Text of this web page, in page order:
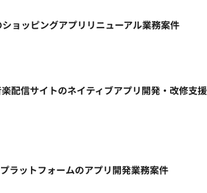
ョッピングアプリリニューアル業務案件
配信サイトのネイティブアプリ開発・改修支
ラットフォームのアプリ開発業務案件